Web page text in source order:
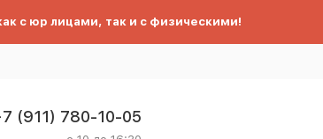
с юр лицами, так и с физическими!
(911) 780-10-05